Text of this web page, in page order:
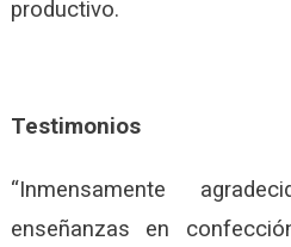
productivo.
Testimonios
“Inmensamente
enseñanzas en